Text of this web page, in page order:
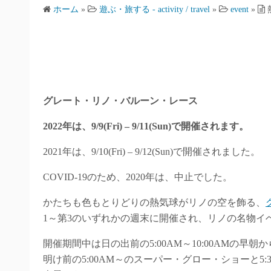
ホーム » 遊ぶ・旅する - activity / travel » event »
グレート・リノ・バルーン・レース
2022年は、9/9(Fri) – 9/11(Sun)で開催されます。
2021年は、9/10(Fri) – 9/12(Sun)で開催されました。
COVID-19のため、2020年は、中止でした。
かたちも色もとりどりの熱気球がリノの空を飾る、
1～第3のいずれかの週末に開催され、リノの名物イ
開催期間中は日の出前の5:00AM～10:00AMの早朝
明け前の5:00AM～のスーパー・グロー・ショーと